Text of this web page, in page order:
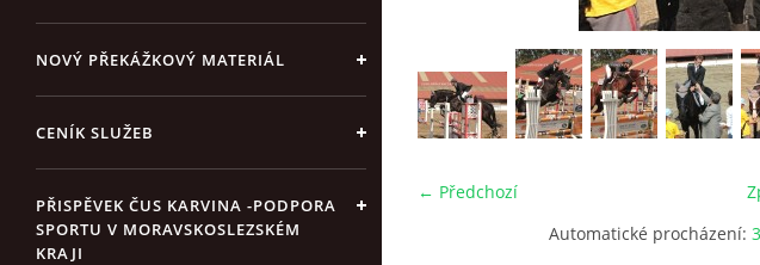
NOVÝ PŘEKÁŽKOVÝ MATERIÁL
CENÍK SLUŽEB
PŘISPĚVEK ČUS KARVINA -PODPORA
SPORTU V MORAVSKOSLEZSKÉM
KRAJI
← Předchozí
Automatické procházení: 3